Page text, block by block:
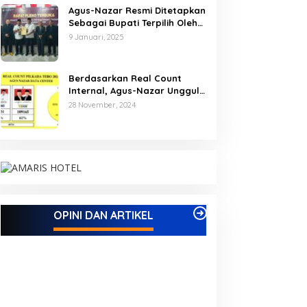
Agus-Nazar Resmi Ditetapkan
Sebagai Bupati Terpilih Oleh
KPU Kabupaten Tebo
9 Januari, 2025
Berdasarkan Real Count
Internal, Agus-Nazar Unggul
61 Persen dari Aspan-Tono
28 November, 2024
OPINI DAN ARTIKEL